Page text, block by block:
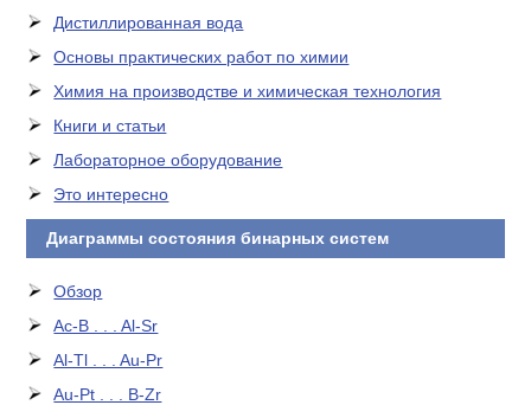
Дистиллированная вода
Основы практических работ по химии
Химия на производстве и химическая технология
Книги и статьи
Лабораторное оборудование
Это интересно
Диаграммы состояния бинарных систем
Обзор
Ac-B . . . Al-Sr
Al-Tl . . . Au-Pr
Au-Pt . . . B-Zr